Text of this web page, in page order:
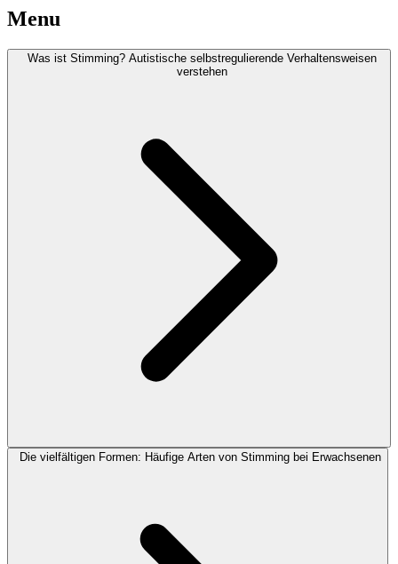
Menu
Was ist Stimming? Autistische selbstregulierende Verhaltensweisen
verstehen
Die vielfältigen Formen: Häufige Arten von Stimming bei Erwachsenen